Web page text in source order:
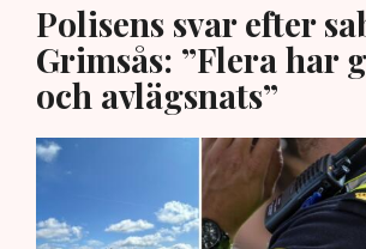
Polisens svar efter
Grimsås: ”Flera har
och avlägsnats”